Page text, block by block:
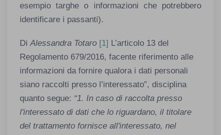
esempio targhe o informazioni che potrebbero
identificare i passanti).
Di Alessandra Totaro [1] L’articolo 13 del
Regolamento 679/2016, facente riferimento alle
informazioni da fornire qualora i dati personali
siano raccolti presso l’interessato”, disciplina
quanto segue: “1. In caso di raccolta presso
l'interessato di dati che lo riguardano, il titolare
del trattamento fornisce all'interessato, nel